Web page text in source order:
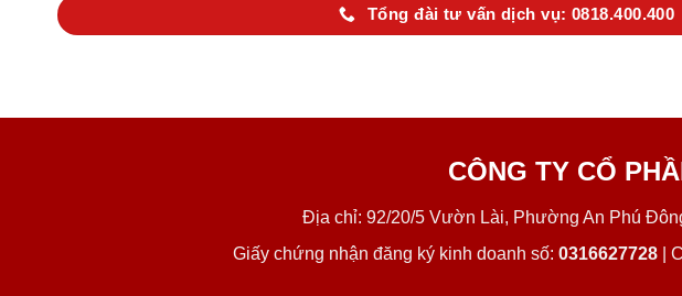
Tổng đài tư vấn dịch vụ: 0818.400.400
CÔNG TY CỔ
Địa chỉ: 92/20/5 Vườn Lài, Phường An Phú
Giấy chứng nhận đăng ký kinh doanh số: 0316627728|